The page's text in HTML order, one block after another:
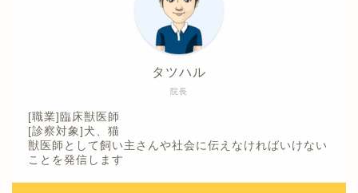
院長
タツハル
[職業]臨床獣医師
[診察対象]犬、猫
獣医師として飼い主さんや社会に伝えなければいけない
ことを発信します